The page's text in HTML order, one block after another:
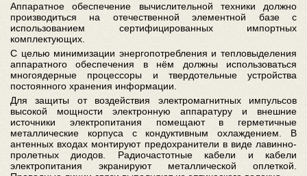
Аппаратное обеспечение вычислительной техники должно
производиться на отечественной элементной базе с
использованием сертифицированных импортных
комплектующих.
С целью минимизации энергопотребления и тепловыделения
аппаратного обеспечения в нём должны использоваться
многоядерные процессоры и твердотельные устройства
постоянного хранения информации.
Для защиты от воздействия электромагнитных импульсов
высокой мощности электронную аппаратуру и внешние
источники электропитания помещают в герметичные
металлические корпуса с кондуктивным охлаждением. В
антенных входах монтируют предохранители в виде лавинно-
пролетных диодов. Радиочастотные кабели и кабели
электропитания экранируют металлической оплеткой.